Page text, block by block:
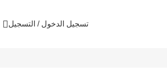
تسجيل الدخول / التسجيل